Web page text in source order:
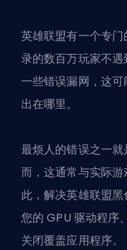
英雄联盟有一个专
录的数百万玩家不
一些错误漏网，这
出在哪里。
最烦人的错误之一
而，这通常与实际
此，解决英雄联盟黑
您的 GPU 驱动程序
关闭覆盖应用程序。